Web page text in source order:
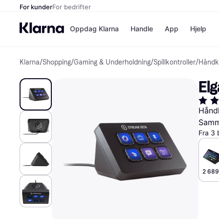
For kunderFor bedrifter
Oppdag Klarna
Betal nå
Betal i 3
Betal innen
Finansiering
Handle
Butikker
kicks.no
App Hjelp
Klarna/Shopping/Gaming & Underholdning/Spillkontroller/
Fra 3
2